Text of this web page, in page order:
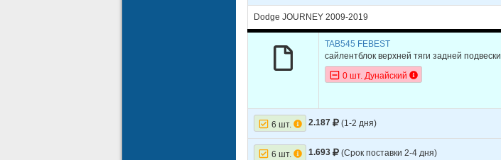
Dodge JOURNEY 2009-2019
TAB545 FEBEST
сайлентблок верхней тяги задней подвески
0 шт. Дунайский
6 шт. 2.187 (1-2 дня)
6 шт. 1.693 (Срок поставки 2-4 дня)